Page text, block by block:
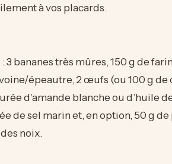
à vos placards.
3 bananes très mûres, 150 g de
épeautre, 2 œufs (ou 100 g
d’amande blanche ou d’huile
de sel marin et, en option, 50 g
noix.